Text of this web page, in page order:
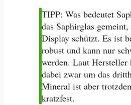
TIPP: Was bedeutet
das Saphirglas gemeint,
Display schützt. Es ist
robust und kann nur
werden. Laut Hersteller
dabei zwar um das
Mineral ist aber
kratzfest.